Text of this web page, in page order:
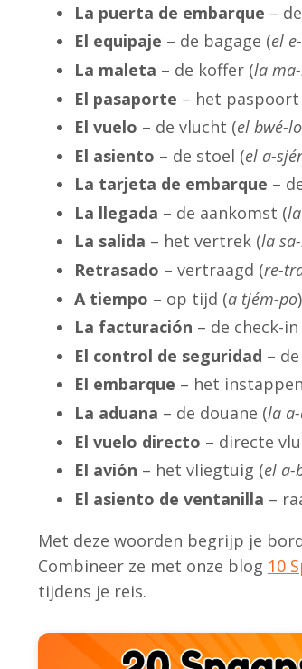
La puerta de embarque –
El equipaje – de bagage (el
La maleta – de koffer (la
El pasaporte – het paspoort
El vuelo – de vlucht (el bwé-lo
El asiento – de stoel (el a-
La tarjeta de embarque –
La llegada – de aankomst (
La salida – het vertrek (la
Retrasado – vertraagd (re-
A tiempo – op tijd (a tjém-po)
La facturación – de check-in
El control de seguridad –
El embarque – het
La aduana – de douane (la
El vuelo directo – directe
El avión – het vliegtuig (el a-
El asiento de ventanilla –
Met deze woorden begrijp je
Combineer ze met onze blog 10
tijdens je reis.